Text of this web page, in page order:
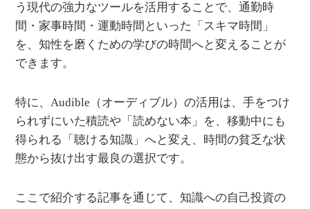
う現代の強力なツールを活用することで、通勤時
間・家事時間・運動時間といった「スキマ時間」
を、知性を磨くための学びの時間へと変えることが
できます。
特に、Audible（オーディブル）の活用は、手をつけ
られずにいた積読や「読めない本」を、移動中にも
得られる「聴ける知識」へと変え、時間の貧乏な状
態から抜け出す最良の選択です。
ここで紹介する記事を通じて、知識への自己投資の